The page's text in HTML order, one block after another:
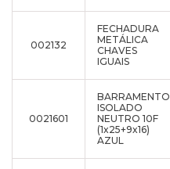
002132
FECHADURA
METÁLICA
CHAVES
IGUAIS
0021601
BARRAMENTO
ISOLADO
NEUTRO 10F
(1x25+9x16)
AZUL